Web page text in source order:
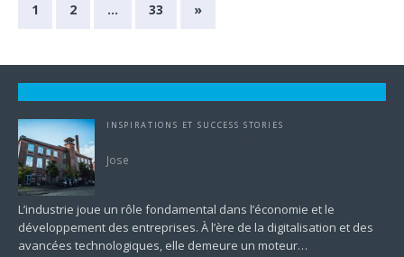
1 2 … 33 »
INSPIRATIONS ET SUCCESS STORIES
Jose
L’industrie joue un rôle fondamental dans l’économie et le
développement des entreprises. À l’ère de la digitalisation et des
avancées technologiques, elle demeure un moteur…